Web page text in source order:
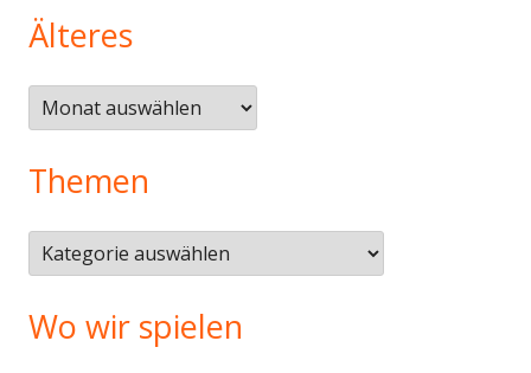
Älteres
Älteres
Themen
Themen
Wo wir spielen